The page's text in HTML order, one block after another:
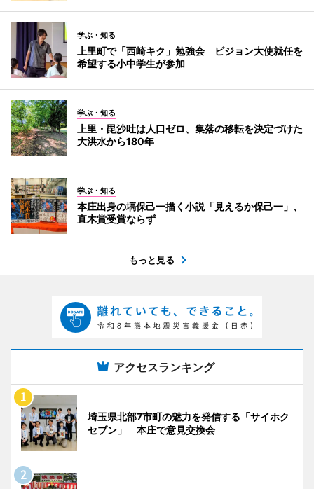
学ぶ・知る
上里町で「西崎キク」勉強会 ビジョン大使就任を
希望する小中学生が参加
学ぶ・知る
上里・毘沙吐は人口ゼロ、集落の移転を決定づけた
大洪水から180年
学ぶ・知る
本庄出身の塙保己一描く小説「見えるか保己一」、
直木賞受賞ならず
もっと見る
アクセスランキング
埼玉県北部7市町の魅力を発信する「サイホク
セブン」 本庄で意見交換会